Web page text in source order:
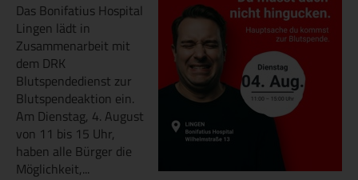
Das Bonifatius Hospital
Lingen lädt in
Zusammenarbeit mit
dem DRK
Blutspendedienst zur
Blutspendeaktion ein.
Am Dienstag, 4. August
von 11 bis 15 Uhr,
haben alle Bürger die
Möglichkeit,...